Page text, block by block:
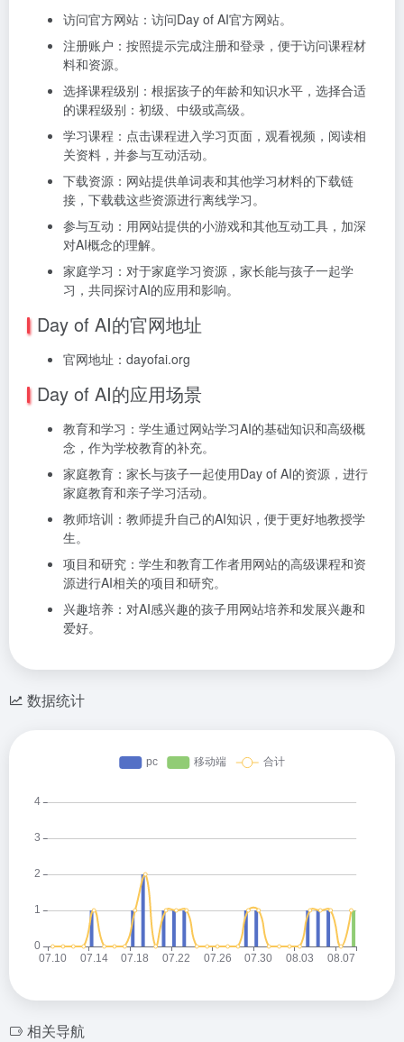
访问官方网站：访问Day of AI官方网站。
注册账户：按照提示完成注册和登录，便于访问课程材
料和资源。
选择课程级别：根据孩子的年龄和知识水平，选择合适
的课程级别：初级、中级或高级。
学习课程：点击课程进入学习页面，观看视频，阅读相
关资料，并参与互动活动。
下载资源：网站提供单词表和其他学习材料的下载链
接，下载载这些资源进行离线学习。
参与互动：用网站提供的小游戏和其他互动工具，加深
对AI概念的理解。
家庭学习：对于家庭学习资源，家长能与孩子一起学
习，共同探讨AI的应用和影响。
Day of AI的官网地址
官网地址：dayofai.org
Day of AI的应用场景
教育和学习：学生通过网站学习AI的基础知识和高级概
念，作为学校教育的补充。
家庭教育：家长与孩子一起使用Day of AI的资源，进行
家庭教育和亲子学习活动。
教师培训：教师提升自己的AI知识，便于更好地教授学
生。
项目和研究：学生和教育工作者用网站的高级课程和资
源进行AI相关的项目和研究。
兴趣培养：对AI感兴趣的孩子用网站培养和发展兴趣和
爱好。
数据统计
相关导航